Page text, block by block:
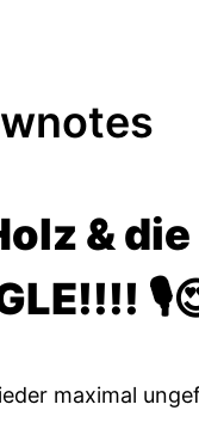
&
maximal